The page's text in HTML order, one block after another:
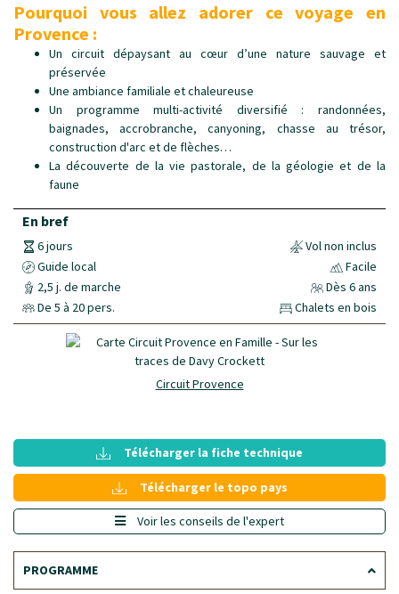
Pourquoi vous allez adorer ce voyage en
Provence :
Un circuit dépaysant au cœur d’une nature sauvage et
préservée
Une ambiance familiale et chaleureuse
Un programme multi-activité diversifié : randonnées,
baignades, accrobranche, canyoning, chasse au trésor,
construction d'arc et de flèches…
La découverte de la vie pastorale, de la géologie et de la
faune
En bref
6 jours
Vol non inclus
Guide local
Facile
2,5 j. de marche
Dès 6 ans
De 5 à 20 pers.
Chalets en bois
Circuit Provence
Télécharger la fiche technique
Télécharger le topo pays
Voir les conseils de l'expert
PROGRAMME